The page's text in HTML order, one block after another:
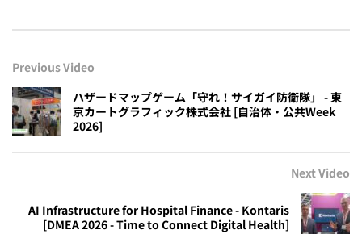
Previous Video
ハザードマップゲーム「守れ！サイガイ防衛隊」 - 東
京カートグラフィック株式会社 [自治体・公共Week
2026]
Next Video
AI Infrastructure for Hospital Finance - Kontaris
[DMEA 2026 - Time to Connect Digital Health]